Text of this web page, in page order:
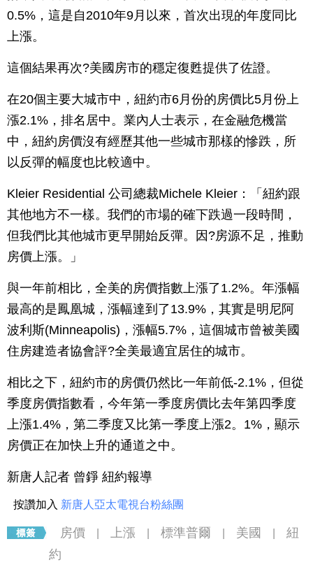
0.5%，這是自2010年9月以來，首次出現的年度同比
上漲。
這個結果再次?美國房市的穩定復甦提供了佐證。
在20個主要大城市中，紐約市6月份的房價比5月份上
漲2.1%，排名居中。業內人士表示，在金融危機當
中，紐約房價沒有經歷其他一些城市那樣的慘跌，所
以反彈的幅度也比較適中。
Kleier Residential 公司總裁Michele Kleier：「紐約跟
其他地方不一樣。我們的市場的確下跌過一段時間，
但我們比其他城市更早開始反彈。因?房源不足，推動
房價上漲。」
與一年前相比，全美的房價指數上漲了1.2%。年漲幅
最高的是鳳凰城，漲幅達到了13.9%，其實是明尼阿
波利斯(Minneapolis)，漲幅5.7%，這個城市曾被美國
住房建造者協會評?全美最適宜居住的城市。
相比之下，紐約市的房價仍然比一年前低-2.1%，但從
季度房價指數看，今年第一季度房價比去年第四季度
上漲1.4%，第二季度又比第一季度上漲2。1%，顯示
房價正在加快上升的通道之中。
新唐人記者 曾錚 紐約報導
按讚加入 新唐人亞太電視台粉絲團
房價 上漲 標準普爾 美國
紐
約